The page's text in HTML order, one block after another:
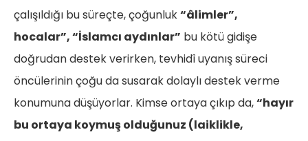
çalışıldığı bu süreçte, çoğunluk“âlimler”,
hocalar”, “İslamcı aydınlar” bu kötü gidişe
doğrudan destek verirken, tevhidî uyanış süreci
öncülerinin çoğu da susarak dolaylı destek verme
konumuna düşüyorlar. Kimse ortaya çıkıp da,“hayır
bu ortaya koymuş olduğunuz (laiklikle,